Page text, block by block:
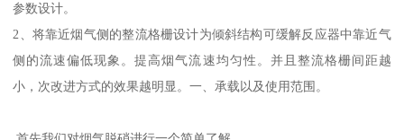
参数设计。
2、将靠近烟气侧的整流格栅设计为倾斜结构可缓解反应器中靠近气
侧的流速偏低现象。提高烟气流速均匀性。并且整流格栅间距越
小，次改进方式的效果越明显。一、承载以及使用范围。